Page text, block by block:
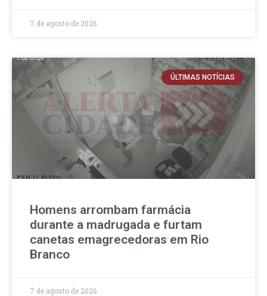
7 de agosto de 2026
ÚLTIMAS NOTÍCIAS
Homens arrombam farmácia
durante a madrugada e furtam
canetas emagrecedoras em Rio
Branco
7 de agosto de 2026